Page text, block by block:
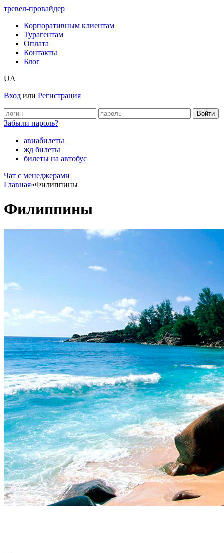
тревел-провайдер
Корпоративным клиентам
Турагентам
Оплата
Контакты
Блог
UA
Вход или Регистрация
Забыли пароль?
авиабилеты
жд билеты
билеты на автобус
Чат c менеджерами
Главная»Филиппины
Филиппины